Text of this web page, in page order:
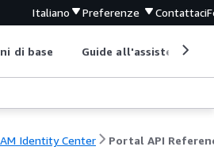
Italiano Preferenze Contattaci
di base Guide all'assistenza
Identity Center Portal API